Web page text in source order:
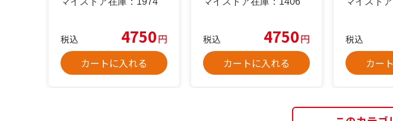
税込 4750円
カートに入れる
税込 4750円
カートに入れる
税込
カー